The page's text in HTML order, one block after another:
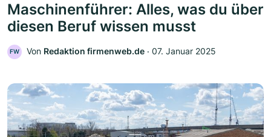
Maschinenführer: Alles, was du über
diesen Beruf wissen musst
FW Von Redaktion firmenweb.de ‧ 07. Januar 2025